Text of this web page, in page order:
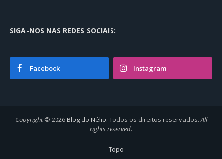
SIGA-NOS NAS REDES SOCIAIS:
Facebook Instagram
Copyright© 2026Blog do Nélio. Todos os direitos reservados.All
rights reserved.
Topo